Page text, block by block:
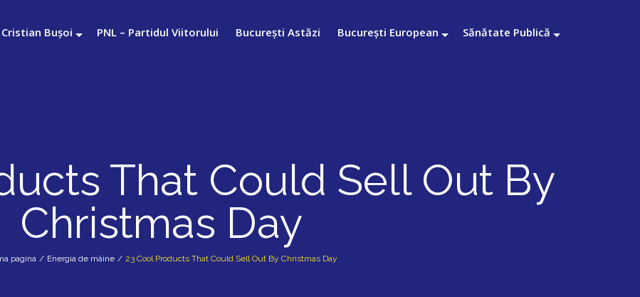
Cristian Bușoi PNL – Partidul Viitorului București Astăzi București European Sănătate Publică
That Could Sell Out By
Christmas Day
pagina / Energia de mâine / 23 Cool Products That Could Sell Out By Christmas Day